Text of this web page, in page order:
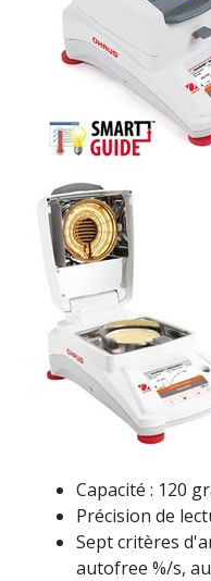
Capacité : 120
Précision de
Sept critères
autofree %/s,